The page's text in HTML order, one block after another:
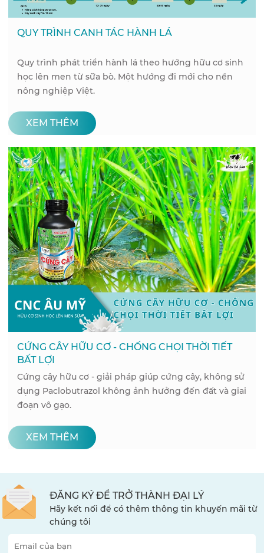
QUY TRÌNH CANH TÁC HÀNH LÁ
Quy trình phát triển hành lá theo hướng hữu cơ sinh
học lên men từ sữa bò. Một hướng đi mới cho nền
nông nghiệp Việt.
XEM THÊM
CỨNG CÂY HỮU CƠ - CHỐNG CHỌI THỜI TIẾT
BẤT LỢI
Cứng cây hữu cơ - giải pháp giúp cứng cây, không sử
dụng Paclobutrazol không ảnh hưởng đến đất và giai
đoạn vô gạo.
XEM THÊM
ĐĂNG KÝ ĐỂ TRỞ THÀNH ĐẠI LÝ
Hãy kết nối để có thêm thông tin khuyến mãi từ
chúng tôi